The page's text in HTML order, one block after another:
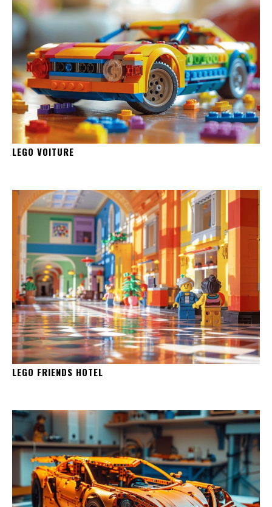
LEGO VOITURE
LEGO FRIENDS HOTEL